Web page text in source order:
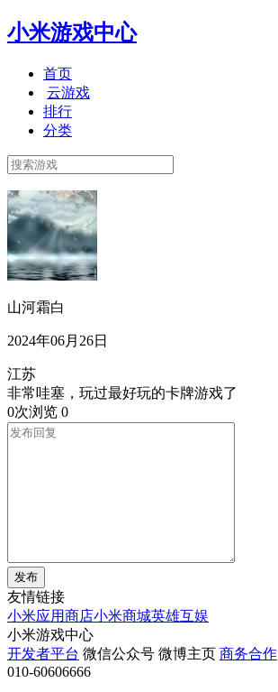
小米游戏中心
首页
云游戏
排行
分类
山河霜白
2024年06月26日
江苏
非常哇塞，玩过最好玩的卡牌游戏了
0次浏览 0
发布
友情链接
小米应用商店小米商城英雄互娱
小米游戏中心
开发者平台 微信公众号 微博主页 商务合作
010-60606666